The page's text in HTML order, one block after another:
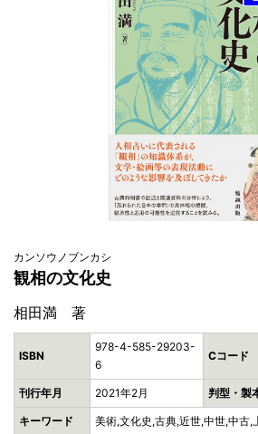
カンソウノブンカシ
観相の文化史
相田満 著
ISBN
978-4-585-29203-
6
Cコード
刊行年月 2021年2月 判型・製
キーワード 美術,文化史,古典,近世,中世,中古,